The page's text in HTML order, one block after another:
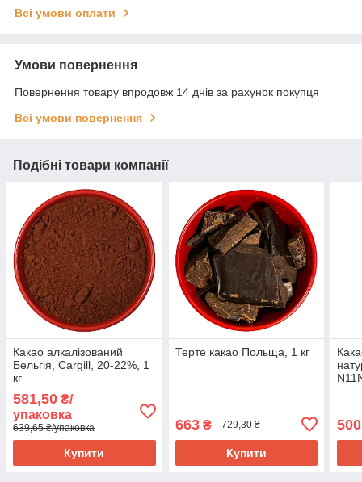
Всі умови оплати
Умови повернення
Повернення товару впродовж 14 днів за рахунок покупця
Всі умови повернення
Подібні товари компанії
Какао алкалізований
Бельгія, Cargill, 20-22%, 1
кг
581,50 ₴/
упаковка
639,65 ₴/упаковка
Купити
Терте какао Польща, 1 кг
663₴ 729,30 ₴
Купити
500